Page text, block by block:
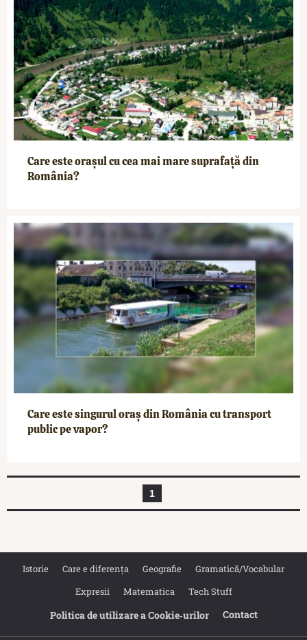
Care este orașul cu cea mai mare suprafață din
România?
Care este singurul oraș din România cu transport
public pe vapor?
1
Istorie Care e diferența Geografie
Gramatică/Vocabular
Expresii
Matematica Tech Stuff
Politica de utilizare a Cookie‐urilor Contact